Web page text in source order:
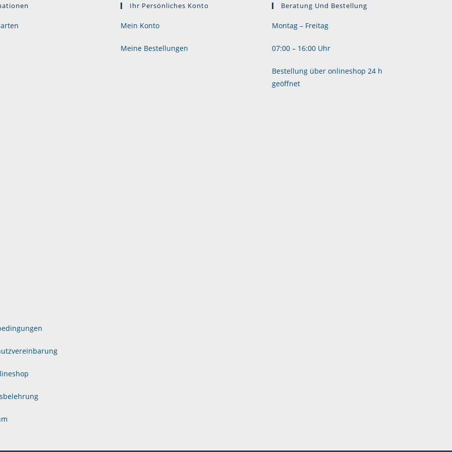
werden Ihr Persönliches Konto
Mein Konto
Meine Bestellungen
Beratung Und Bestellung
Montag – Freitag
07:00 – 16:00 Uhr
Bestellung über onlineshop 24 h
geöffnet